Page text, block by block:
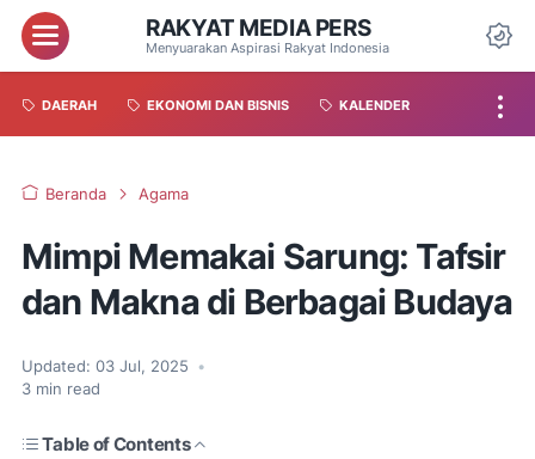
RAKYAT MEDIA PERS
Menyuarakan Aspirasi Rakyat Indonesia
DAERAH EKONOMI DAN BISNIS KALENDER
Beranda Agama
Mimpi Memakai Sarung: Tafsir
dan Makna di Berbagai Budaya
Updated: 03 Jul, 2025
•
3 min read
Table of Contents